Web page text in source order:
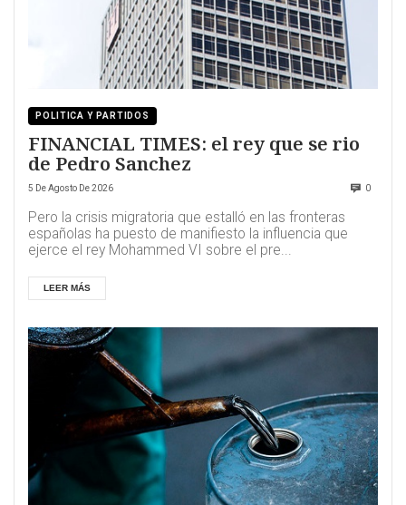
POLITICA Y PARTIDOS
FINANCIAL TIMES: el rey que se rio
de Pedro Sanchez
5 De Agosto De 2026 0
Pero la crisis migratoria que estalló en las fronteras
españolas ha puesto de manifiesto la influencia que
ejerce el rey Mohammed VI sobre el pre...
LEER MÁS